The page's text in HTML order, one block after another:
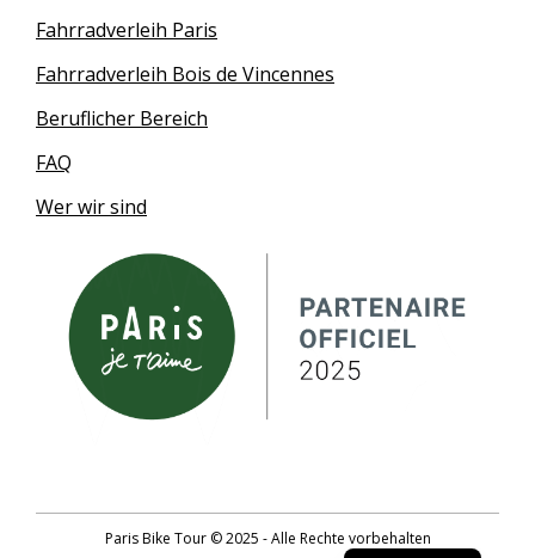
Fahrradverleih Paris
Fahrradverleih Bois de Vincennes
Beruflicher Bereich
FAQ
Wer wir sind
Paris Bike Tour © 2025 - Alle Rechte vorbehalten
French